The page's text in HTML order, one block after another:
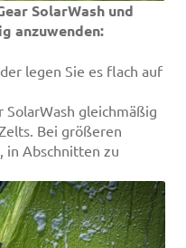
SolarWash und
anzuwenden:
legen Sie es flach auf
SolarWash gleichmäßig
Bei größeren
in Abschnitten zu